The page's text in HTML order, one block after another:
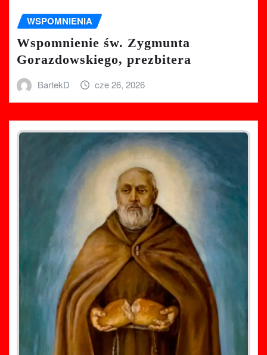
WSPOMNIENIA
Wspomnienie św. Zygmunta
Gorazdowskiego, prezbitera
BartekD cze 26, 2026